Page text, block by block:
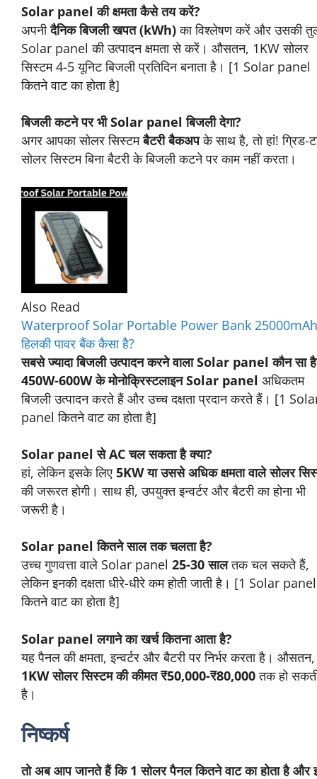
को पूरा कर सकता है?
ALSO READ
5 kw solar panel par kitni subsidy milti hai? 5
किलोवाट सोलर पैनल सब्सिडी कैसे मिलेगी पूरी जानकारी 2026
यूनिट बिजली उत्पन्न कर सकता है, जो छोटे घरों की बुनियादी
जरूरतों को पूरा करने के लिए पर्याप्त है।
अपनीदैनिक बिजली खपत (kWh)
उसकी तुलना Solar panel की उत्पादन क्षमता से करें।
औसतन, 1KW सोलर सिस्टम 4-5 यूनिट बिजली प्रतिदिन
बनाता है। [1 Solar panel कितने वाट का होता है]
बिजली कटने पर भी Solar panel बिजली देगा?
अगर आपका सोलर सिस्टमबैटरी बैकअपके साथ है, तो हां!
ग्रिड-टाइड सोलर सिस्टम बिना बैटरी के बिजली कटने पर काम
नहीं करता।
ALSO READ
Waterproof Solar Portable Power Bank
25000mAh हिलकी पावर बैंक कैसा है?
सबसे ज्यादा बिजली उत्पादन करने वाला Solar panel
कौन सा है?
450W-600W के मोनोक्रिस्टलाइन Solar panel
करते हैं। [1 Solar panel कितने वाट का होता है]
Solar panel से AC चल सकता है क्या?
सिस्टमकी जरूरत होगी। साथ ही, उपयुक्त इन्वर्टर और बैटरी
का होना भी जरूरी है।
Solar panel कितने साल तक चलता है?
उच्च गुणवत्ता वाले Solar panel
हैं, लेकिन इनकी दक्षता धीरे-धीरे कम होती जाती है। [1 Solar
panel कितने वाट का होता है]